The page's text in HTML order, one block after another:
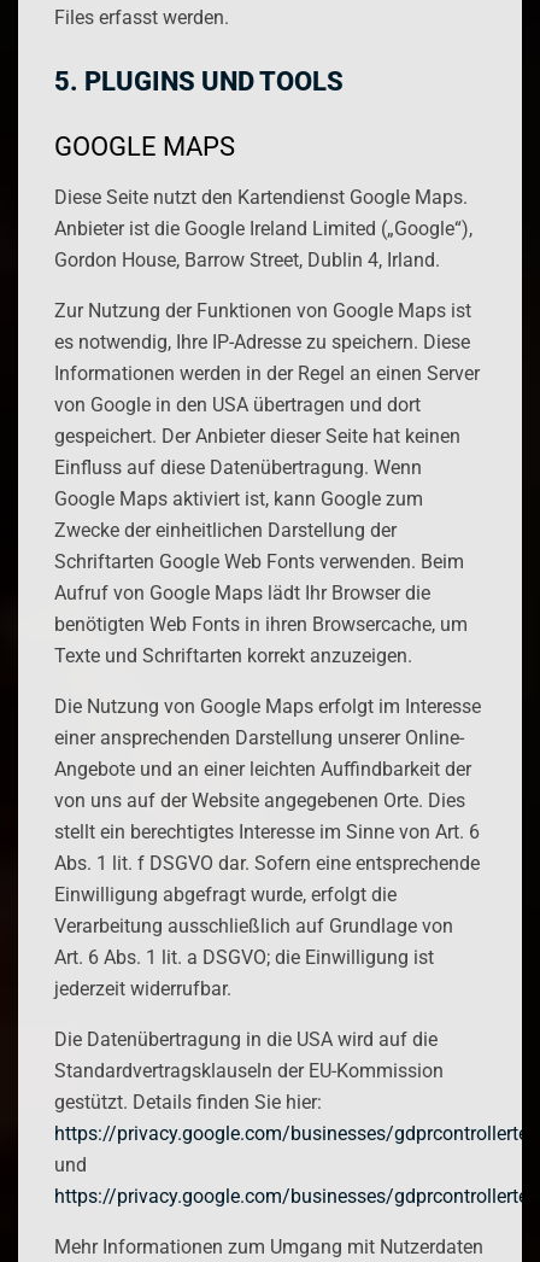
Files erfasst werden.
5. PLUGINS UND TOOLS
GOOGLE MAPS
Diese Seite nutzt den Kartendienst Google Maps.
Anbieter ist die Google Ireland Limited („Google“),
Gordon House, Barrow Street, Dublin 4, Irland.
Zur Nutzung der Funktionen von Google Maps ist
es notwendig, Ihre IP-Adresse zu speichern. Diese
Informationen werden in der Regel an einen Server
von Google in den USA übertragen und dort
gespeichert. Der Anbieter dieser Seite hat keinen
Einfluss auf diese Datenübertragung. Wenn
Google Maps aktiviert ist, kann Google zum
Zwecke der einheitlichen Darstellung der
Schriftarten Google Web Fonts verwenden. Beim
Aufruf von Google Maps lädt Ihr Browser die
benötigten Web Fonts in ihren Browsercache, um
Texte und Schriftarten korrekt anzuzeigen.
Die Nutzung von Google Maps erfolgt im Interesse
einer ansprechenden Darstellung unserer Online-
Angebote und an einer leichten Auffindbarkeit der
von uns auf der Website angegebenen Orte. Dies
stellt ein berechtigtes Interesse im Sinne von Art. 6
Abs. 1 lit. f DSGVO dar. Sofern eine entsprechende
Einwilligung abgefragt wurde, erfolgt die
Verarbeitung ausschließlich auf Grundlage von
Art. 6 Abs. 1 lit. a DSGVO; die Einwilligung ist
jederzeit widerrufbar.
Die Datenübertragung in die USA wird auf die
Standardvertragsklauseln der EU-Kommission
gestützt. Details finden Sie hier:
https://privacy.google.com/businesses/
und
https://privacy.google.com/businesses/
Mehr Informationen zum Umgang mit Nutzerdaten